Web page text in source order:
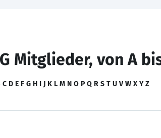
Mitglieder, von A
C D E F G H I J K L M N O P Q R S T U V W X Y Z